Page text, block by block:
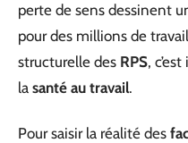
perte de sens dessinent
pour des millions de
structurelle des RPS,
la santé au travail.
Pour saisir la réalité des